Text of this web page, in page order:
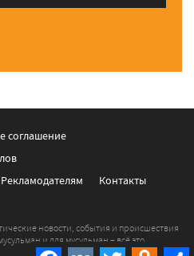
соглашение
Рекламодателям Контакты
новости, события и происшествия
и для мусульман – всё это